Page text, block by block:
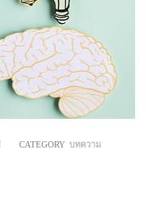
CATEGORY บทความ